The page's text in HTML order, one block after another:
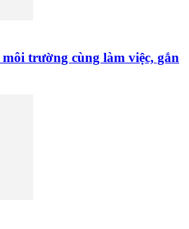
trường cùng làm việc, gắn